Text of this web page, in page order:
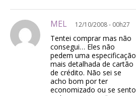
MEL 12/10/2008 - 00h27
Tentei comprar mas não
consegui… Eles não
pedem uma especificação
mais detalhada de cartão
de crédito. Não sei se
acho bom por ter
economizado ou se sento